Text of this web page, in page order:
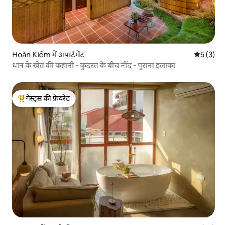
Hoàn Kiếm में अपार्टमेंट औसत रेटिंग
5 (3)
धान के खेत की कहानी - कुदरत के बीच नींद - पुराना इलाका
गेस्ट्स का टॉप फ़ेवरेट
गेस्ट्स की फ़ेवरेट